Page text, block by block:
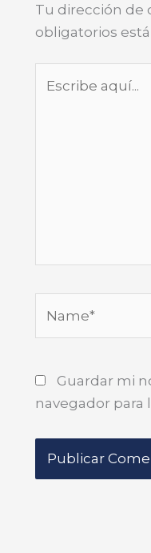
Tu dirección de
obligatorios
Guardar mi
navegador para